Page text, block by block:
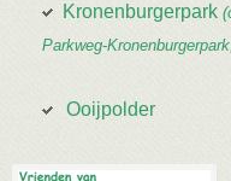
Kronenburgerpark
Parkweg-
Ooijpolder